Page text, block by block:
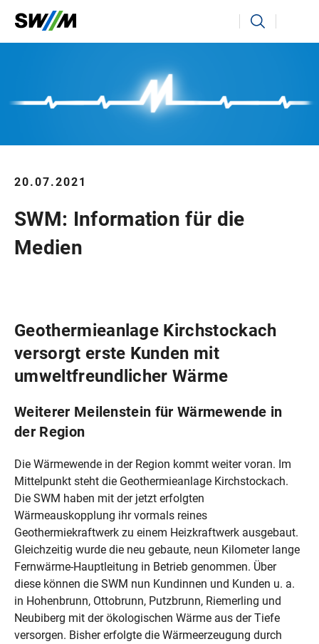
Ihr Suchbegriff Suchen
20.07.2021
SWM: Information für die
Medien
Geothermieanlage Kirchstockach
versorgt erste Kunden mit
umweltfreundlicher Wärme
Weiterer Meilenstein für Wärmewende in
der Region
Die Wärmewende in der Region kommt weiter voran. Im
Mittelpunkt steht die Geothermieanlage Kirchstockach.
Die SWM haben mit der jetzt erfolgten
Wärmeauskopplung ihr vormals reines
Geothermiekraftwerk zu einem Heizkraftwerk ausgebaut.
Gleichzeitig wurde die neu gebaute, neun Kilometer lange
Fernwärme-Hauptleitung in Betrieb genommen. Über
diese können die SWM nun Kundinnen und Kunden u. a.
in Hohenbrunn, Ottobrunn, Putzbrunn, Riemerling und
Neubiberg mit der ökologischen Wärme aus der Tiefe
versorgen. Bisher erfolgte die Wärmeerzeugung durch